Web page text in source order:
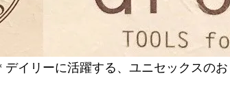
デイリーに活躍する、ユニセックスの